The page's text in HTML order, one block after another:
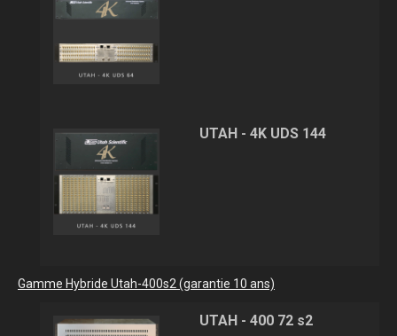
UTAH - 4K UDS 144
Gamme Hybride Utah-400s2 (garantie 10 ans)
UTAH - 400 72 s2